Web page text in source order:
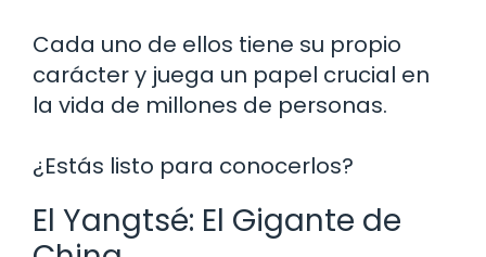
Cada uno de ellos tiene su propio
carácter y juega un papel crucial en
la vida de millones de personas.
¿Estás listo para conocerlos?
El Yangtsé: El Gigante de